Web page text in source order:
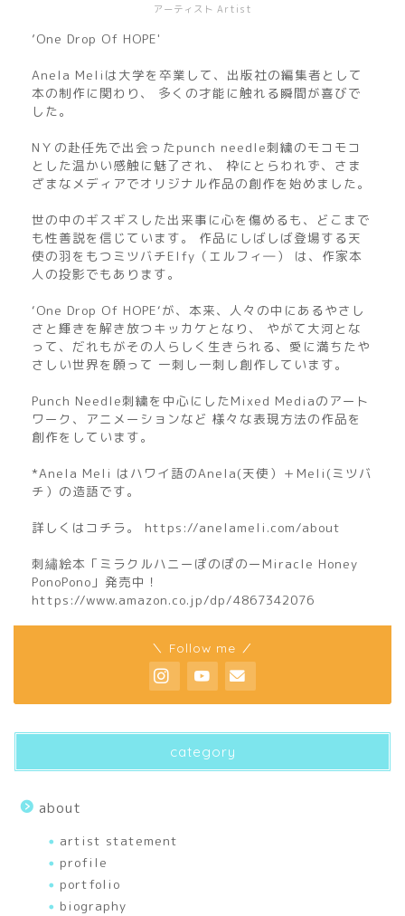
アーティスト Artist
’One Drop Of HOPE'
Anela Meliは大学を卒業して、出版社の編集者として
本の制作に関わり、 多くの才能に触れる瞬間が喜びで
した。
NＹの赴任先で出会ったpunch needle刺繍のモコモコ
とした温かい感触に魅了され、 枠にとらわれず、さま
ざまなメディアでオリジナル作品の創作を始めました。
世の中のギスギスした出来事に心を傷めるも、どこまで
も性善説を信じています。 作品にしばしば登場する天
使の羽をもつミツバチElfy（エルフィ―） は、作家本
人の投影でもあります。
‘One Drop Of HOPE‘が、本来、人々の中にあるやさし
さと輝きを解き放つキッカケとなり、 やがて大河とな
って、だれもがその人らしく生きられる、愛に満ちたや
さしい世界を願って 一刺し一刺し創作しています。
Punch Needle刺繍を中心にしたMixed Mediaのアート
ワーク、アニメーションなど 様々な表現方法の作品を
創作をしています。
*Anela Meli はハワイ語のAnela(天使）＋Meli(ミツバ
チ）の造語です。
詳しくはコチラ。 https://anelameli.com/about
刺繡絵本「ミラクルハニーぽのぽのーMiracle Honey
PonoPono」発売中！
https://www.amazon.co.jp/dp/4867342076
＼ Follow me ／
category
about
artist statement
profile
portfolio
biography
biography